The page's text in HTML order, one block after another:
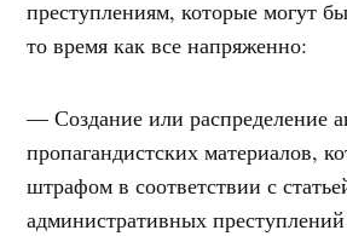
преступлениям, которые могут
то время как все напряженно:
— Создание или распределение
пропагандистских материалов,
штрафом в соответствии с
административных